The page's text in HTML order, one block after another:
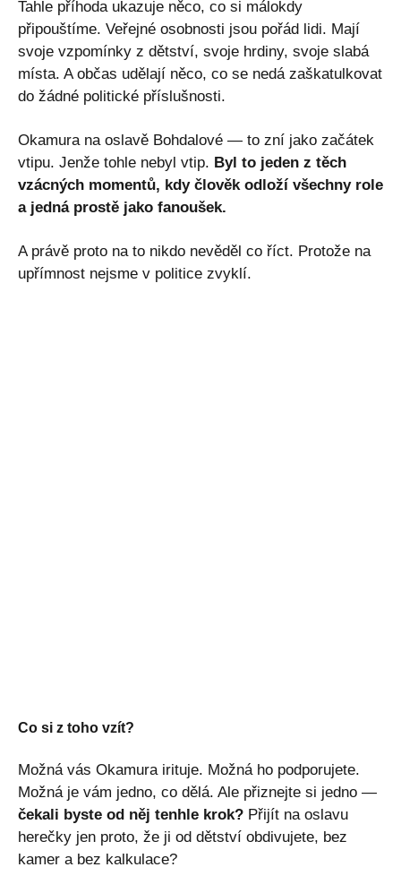
Tahle příhoda ukazuje něco, co si málokdy
připouštíme. Veřejné osobnosti jsou pořád lidi. Mají
svoje vzpomínky z dětství, svoje hrdiny, svoje slabá
místa. A občas udělají něco, co se nedá zaškatulkovat
do žádné politické příslušnosti.
Okamura na oslavě Bohdalové — to zní jako začátek
vtipu. Jenže tohle nebyl vtip. Byl to jeden z těch
vzácných momentů, kdy člověk odloží všechny role
a jedná prostě jako fanoušek.
A právě proto na to nikdo nevěděl co říct. Protože na
upřímnost nejsme v politice zvyklí.
Co si z toho vzít?
Možná vás Okamura irituje. Možná ho podporujete.
Možná je vám jedno, co dělá. Ale přiznejte si jedno —
čekali byste od něj tenhle krok? Přijít na oslavu
herečky jen proto, že ji od dětství obdivujete, bez
kamer a bez kalkulace?